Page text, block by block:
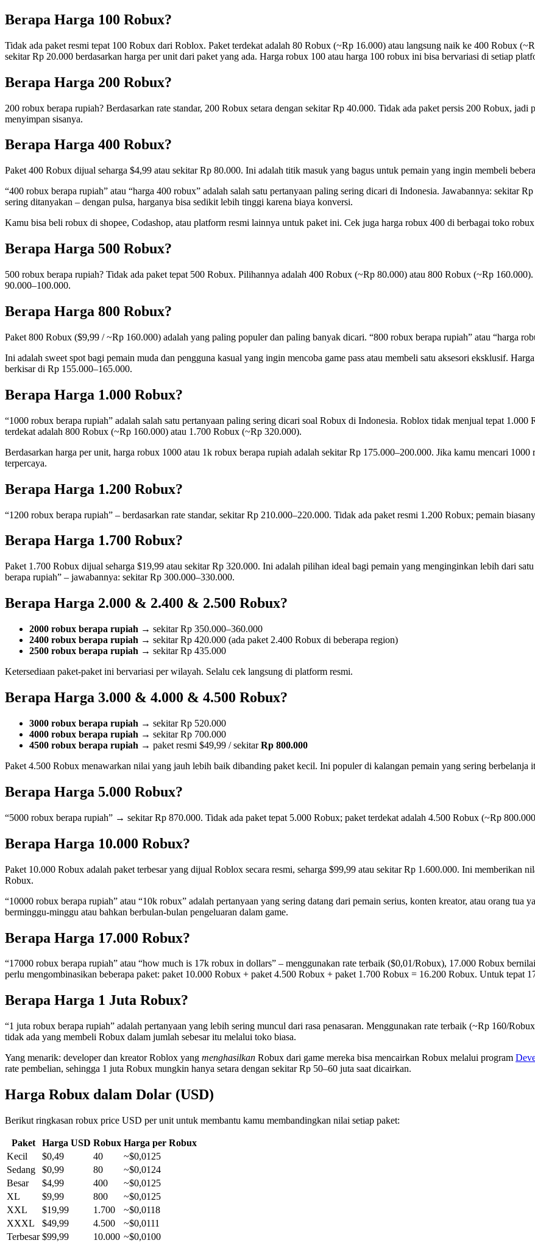
Berapa Harga 100 Robux?
Tidak ada paket resmi tepat 100 Robux dari Roblox. Paket terdekat adalah 80 Robux (~Rp 16.000) atau langsung naik ke 400 Robux
sekitar Rp 20.000 berdasarkan harga per unit dari paket yang ada. Harga robux 100 atau harga 100 robux ini bisa bervariasi di setiap
Berapa Harga 200 Robux?
200 robux berapa rupiah? Berdasarkan rate standar, 200 Robux setara dengan sekitar Rp 40.000. Tidak ada paket persis 200 Robux,
menyimpan sisanya.
Berapa Harga 400 Robux?
Paket 400 Robux dijual seharga $4,99 atau sekitar Rp 80.000. Ini adalah titik masuk yang bagus untuk pemain yang ingin membeli
“400 robux berapa rupiah” atau “harga 400 robux” adalah salah satu pertanyaan paling sering dicari di Indonesia. Jawabannya: sekitar
sering ditanyakan – dengan pulsa, harganya bisa sedikit lebih tinggi karena biaya konversi.
Kamu bisa beli robux di shopee, Codashop, atau platform resmi lainnya untuk paket ini. Cek juga harga robux 400 di berbagai toko
Berapa Harga 500 Robux?
500 robux berapa rupiah? Tidak ada paket tepat 500 Robux. Pilihannya adalah 400 Robux (~Rp 80.000) atau 800 Robux (~Rp
90.000–100.000.
Berapa Harga 800 Robux?
Paket 800 Robux ($9,99 / ~Rp 160.000) adalah yang paling populer dan paling banyak dicari. “800 robux berapa rupiah” atau “harga
Ini adalah sweet spot bagi pemain muda dan pengguna kasual yang ingin mencoba game pass atau membeli satu aksesori eksklusif.
berkisar di Rp 155.000–165.000.
Berapa Harga 1.000 Robux?
“1000 robux berapa rupiah” adalah salah satu pertanyaan paling sering dicari soal Robux di Indonesia. Roblox tidak menjual tepat
terdekat adalah 800 Robux (~Rp 160.000) atau 1.700 Robux (~Rp 320.000).
Berdasarkan harga per unit, harga robux 1000 atau 1k robux berapa rupiah adalah sekitar Rp 175.000–200.000. Jika kamu mencari
terpercaya.
Berapa Harga 1.200 Robux?
“1200 robux berapa rupiah” – berdasarkan rate standar, sekitar Rp 210.000–220.000. Tidak ada paket resmi 1.200 Robux; pemain
Berapa Harga 1.700 Robux?
Paket 1.700 Robux dijual seharga $19,99 atau sekitar Rp 320.000. Ini adalah pilihan ideal bagi pemain yang menginginkan lebih dari
berapa rupiah” – jawabannya: sekitar Rp 300.000–330.000.
Berapa Harga 2.000 & 2.400 & 2.500 Robux?
2000 robux berapa rupiah → sekitar Rp 350.000–360.000
2400 robux berapa rupiah → sekitar Rp 420.000 (ada paket 2.400 Robux di beberapa region)
2500 robux berapa rupiah → sekitar Rp 435.000
Ketersediaan paket-paket ini bervariasi per wilayah. Selalu cek langsung di platform resmi.
Berapa Harga 3.000 & 4.000 & 4.500 Robux?
3000 robux berapa rupiah → sekitar Rp 520.000
4000 robux berapa rupiah → sekitar Rp 700.000
4500 robux berapa rupiah → paket resmi $49,99 / sekitarRp 800.000
Paket 4.500 Robux menawarkan nilai yang jauh lebih baik dibanding paket kecil. Ini populer di kalangan pemain yang sering berbelanja
Berapa Harga 5.000 Robux?
“5000 robux berapa rupiah” → sekitar Rp 870.000. Tidak ada paket tepat 5.000 Robux; paket terdekat adalah 4.500 Robux (~Rp
Berapa Harga 10.000 Robux?
Paket 10.000 Robux adalah paket terbesar yang dijual Roblox secara resmi, seharga $99,99 atau sekitar Rp 1.600.000. Ini memberikan
Robux.
“10000 robux berapa rupiah” atau “10k robux” adalah pertanyaan yang sering datang dari pemain serius, konten kreator, atau orang
berminggu-minggu atau bahkan berbulan-bulan pengeluaran dalam game.
Berapa Harga 17.000 Robux?
“17000 robux berapa rupiah” atau “how much is 17k robux in dollars” – menggunakan rate terbaik ($0,01/Robux), 17.000 Robux
perlu mengombinasikan beberapa paket: paket 10.000 Robux + paket 4.500 Robux + paket 1.700 Robux = 16.200 Robux. Untuk tepat
Berapa Harga 1 Juta Robux?
“1 juta robux berapa rupiah” adalah pertanyaan yang lebih sering muncul dari rasa penasaran. Menggunakan rate terbaik (~Rp 160/
tidak ada yang membeli Robux dalam jumlah sebesar itu melalui toko biasa.
Yang menarik: developer dan kreator Roblox yang menghasilkan Robux dari game mereka bisa mencairkan Robux melalui program
rate pembelian, sehingga 1 juta Robux mungkin hanya setara dengan sekitar Rp 50–60 juta saat dicairkan.
Harga Robux dalam Dolar (USD)
Berikut ringkasan robux price USD per unit untuk membantu kamu membandingkan nilai setiap paket:
Paket Harga USD Robux Harga per Robux
Kecil
$0,49 40
~$0,0125
Sedang
$0,99 80
~$0,0124
Besar
$4,99 400
~$0,0125
XL
$9,99 800
~$0,0125
XXL
$19,99 1.700
~$0,0118
XXXL
$49,99 4.500
~$0,0111
Terbesar $99,99 10.000 ~$0,0100